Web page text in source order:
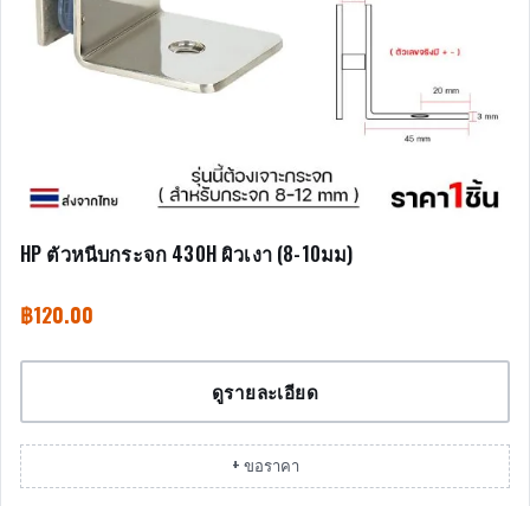
HP ตัวหนีบกระจก 430H ผิวเงา (8-10มม)
฿120.00
ดูรายละเอียด
+ ขอราคา